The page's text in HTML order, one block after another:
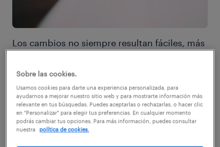
Los cambios no siempre resultan fáciles, más
acuerdo a la última edición del Workmonitor,
estudio de tendencias del mercado del
trabajo de la consultora multinacional de
RR.HH Randstad, la principal razón por la
cual los chilenos decidieron cambiar de
Sobre las cookies.
Usamos cookies para darte una experiencia personalizada, para
ayudarnos a mejorar nuestro sitio web y para mostrarte información más
relevante en tus búsquedas. Puedes aceptarlas o rechazarlas, o hacer clic
en "Personalizar" para elegir tus preferencias. En cualquier momento
podrás cambiar tus opciones. Para más información, puedes consultar
nuestra
política de cookies.